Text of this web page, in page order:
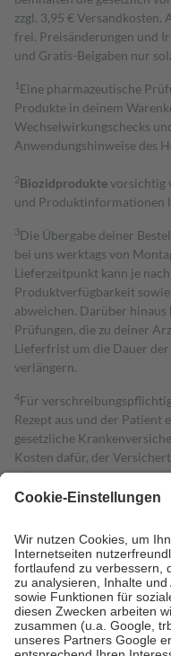
zzgl. 3,95 €
frei. Preisänderungen und
und Gratis-Beigaben nur
1 Eine pharmazeutische
Produkte in deinem
Wechselwirkungschecks
Anwendungshinweise des
2Biozidproduktevorsichtig
und Produktinformationen
3Die Übergabe deiner
bei uns werktags von
Lieferzeitpunkt kann je
Produktverfügbarkeit
abweichen. Darüber
Prüfungen, die zu deiner
Lieferfrist um die Dauer
verlängern.
4Für
Rezept aus und der Patient
gesetzliche
Kosten dafür, der
mit.
Grundsätzlich leisten
höchstens zehn Euro.
Es
Kosten der Leistung zu
Diese Regeln gelten
Bei Heilmitteln und
Zuzahlung zehn Prozent
Verordnung.
Um das Engagement der